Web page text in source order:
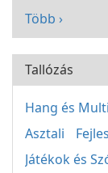
Több ›
Tallózás
Hang és
Asztali
Játékok és